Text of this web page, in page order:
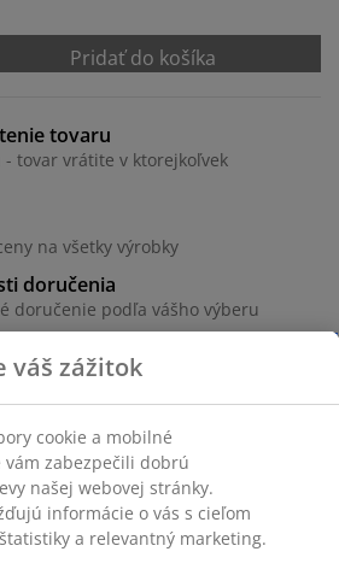
Pridať do košíka
tovaru
- tovar vrátite v ktorejkoľvek
na všetky výrobky
doručenia
doručenie podľa vášho výberu
váš zážitok
cookie a mobilné
zabezpečili dobrú
našej webovej stránky.
informácie o vás s cieľom
a relevantný marketing.